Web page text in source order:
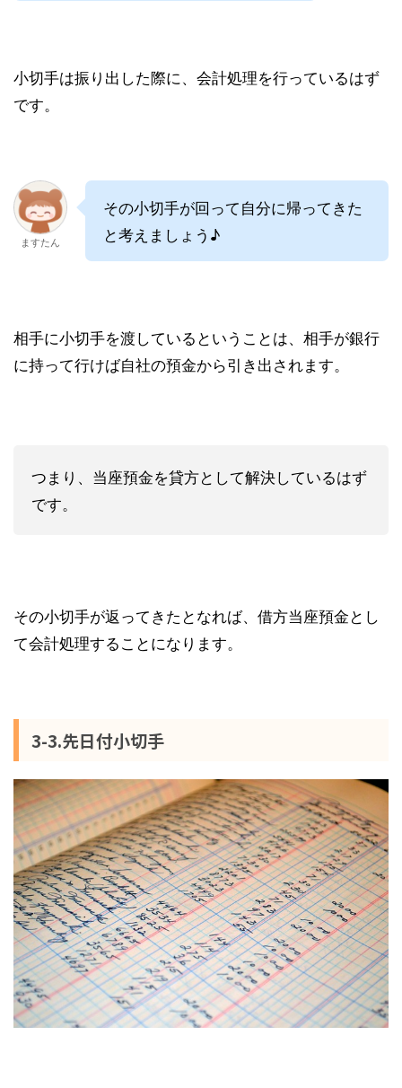
小切手は振り出した際に、会計処理を行っているはず
です。
ますたん
その小切手が回って自分に帰ってきた
と考えましょう♪
相手に小切手を渡しているということは、相手が銀行
に持って行けば自社の預金から引き出されます。
つまり、当座預金を貸方として解決しているはず
です。
その小切手が返ってきたとなれば、借方当座預金とし
て会計処理することになります。
3-3.先日付小切手